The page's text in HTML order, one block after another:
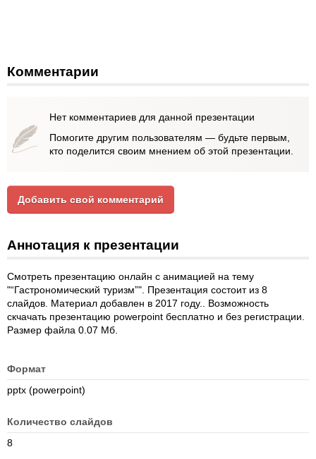
Комментарии
Нет комментариев для данной презентации
Помогите другим пользователям — будьте первым,
кто поделится своим мнением об этой презентации.
Добавить свой комментарий
Аннотация к презентации
Смотреть презентацию онлайн с анимацией на тему
"“Гастрономический туризм”". Презентация состоит из 8
слайдов. Материал добавлен в 2017 году.. Возможность
скчачать презентацию powerpoint бесплатно и без регистрации.
Размер файла 0.07 Мб.
Формат
pptx (powerpoint)
Количество слайдов
8